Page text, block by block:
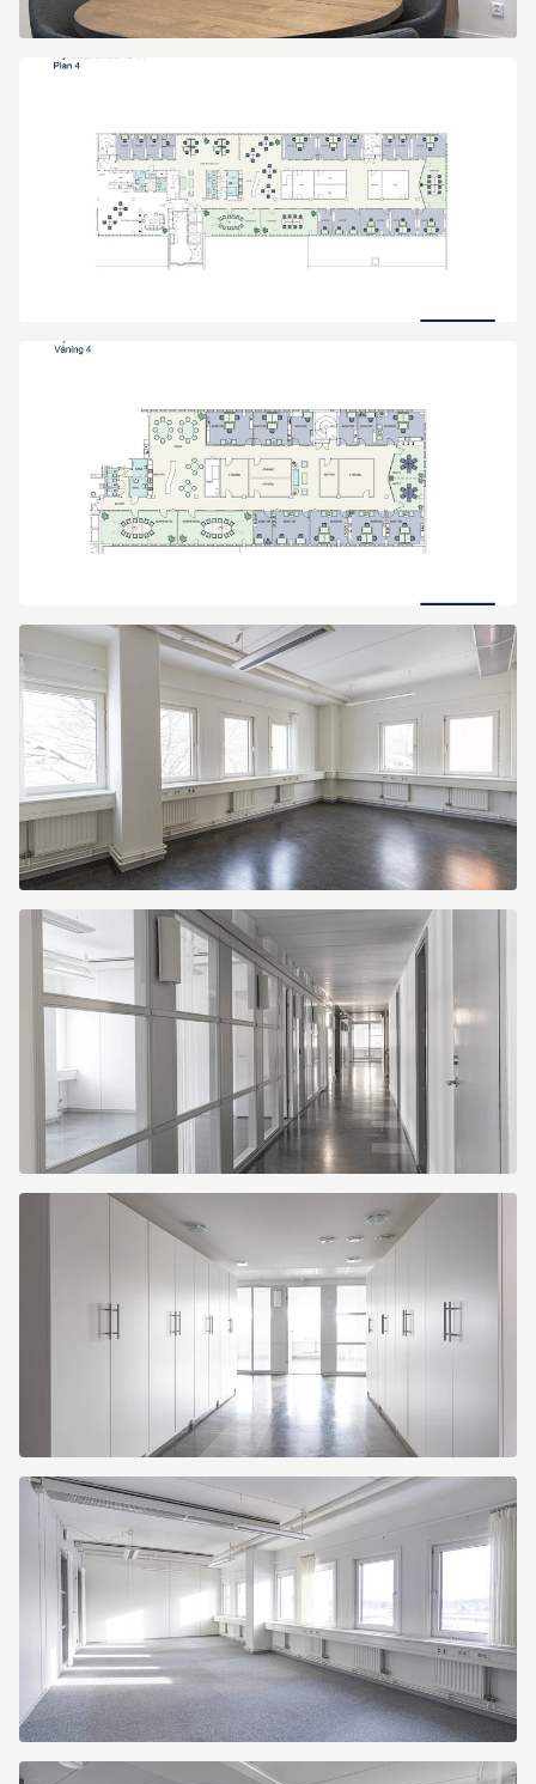
IMG_1615
Gräddö
Gräddö
2
våning
(2022)
OMB-
ca620kvm_page-
0001
275A0109
275A0115
275A0112
275A0091